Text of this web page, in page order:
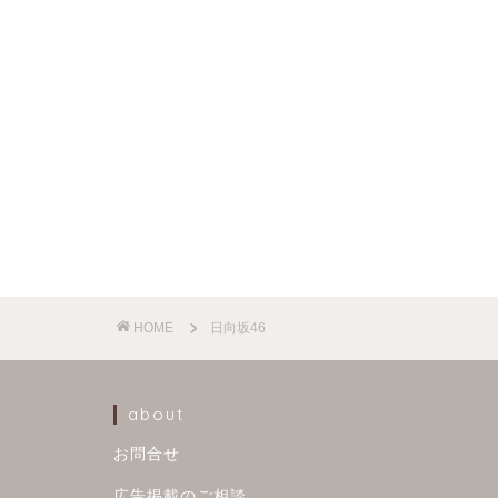
HOME 日向坂46
about
お問合せ